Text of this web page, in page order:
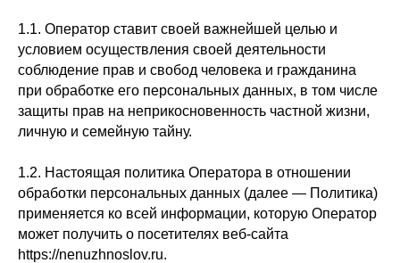
1.1. Оператор ставит своей важнейшей целью и
условием осуществления своей деятельности
соблюдение прав и свобод человека и гражданина
при обработке его персональных данных, в том числе
защиты прав на неприкосновенность частной жизни,
личную и семейную тайну.
1.2. Настоящая политика Оператора в отношении
обработки персональных данных (далее — Политика)
применяется ко всей информации, которую Оператор
может получить о посетителях веб-сайта
https://nenuzhnoslov.ru.